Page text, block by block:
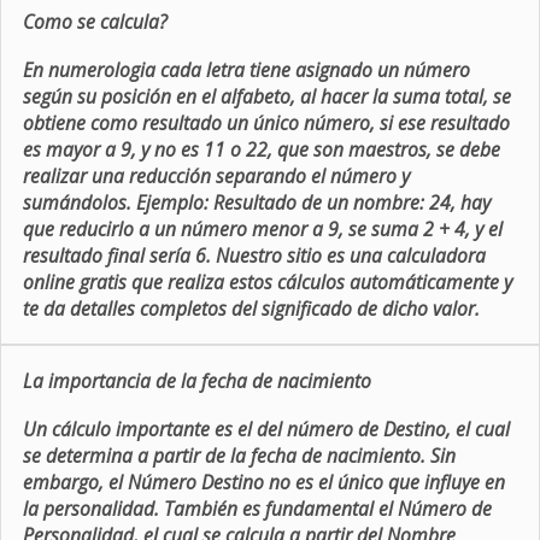
Como se calcula?
En numerologia cada letra tiene asignado un número
según su posición en el alfabeto, al hacer la suma total, se
obtiene como resultado un único número, si ese resultado
es mayor a 9, y no es 11 o 22, que son maestros, se debe
realizar una reducción separando el número y
sumándolos. Ejemplo: Resultado de un nombre: 24, hay
que reducirlo a un número menor a 9, se suma 2 + 4, y el
resultado final sería 6. Nuestro sitio es una calculadora
online gratis que realiza estos cálculos automáticamente y
te da detalles completos del significado de dicho valor.
La importancia de la fecha de nacimiento
Un cálculo importante es el del número de Destino, el cual
se determina a partir de la fecha de nacimiento. Sin
embargo, el Número Destino no es el único que influye en
la personalidad. También es fundamental el Número de